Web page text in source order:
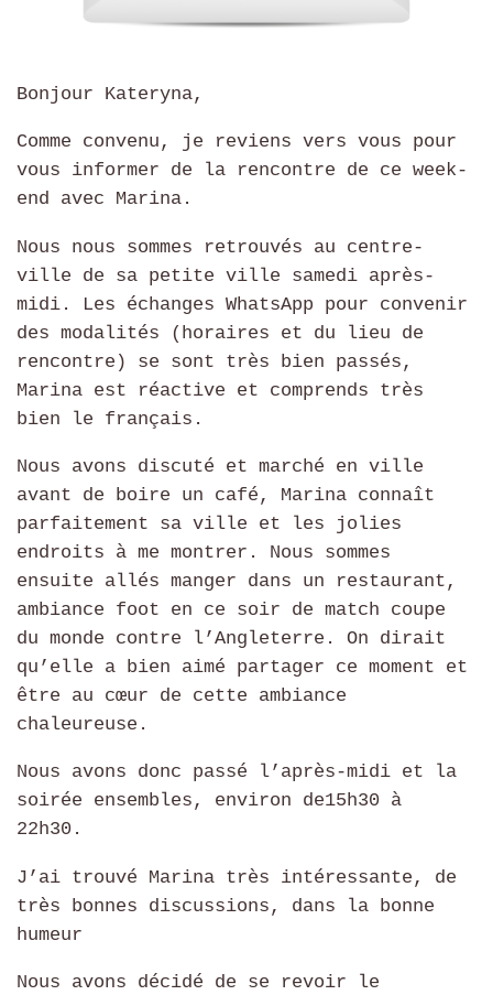
Bonjour Kateryna,
Comme convenu, je reviens vers vous pour
vous informer de la rencontre de ce week-
end avec Marina.
Nous nous sommes retrouvés au centre-
ville de sa petite ville samedi après-
midi. Les échanges WhatsApp pour convenir
des modalités (horaires et du lieu de
rencontre) se sont très bien passés,
Marina est réactive et comprends très
bien le français.
Nous avons discuté et marché en ville
avant de boire un café, Marina connaît
parfaitement sa ville et les jolies
endroits à me montrer. Nous sommes
ensuite allés manger dans un restaurant,
ambiance foot en ce soir de match coupe
du monde contre l’Angleterre. On dirait
qu’elle a bien aimé partager ce moment et
être au cœur de cette ambiance
chaleureuse.
Nous avons donc passé l’après-midi et la
soirée ensembles, environ de15h30 à
22h30.
J’ai trouvé Marina très intéressante, de
très bonnes discussions, dans la bonne
humeur
Nous avons décidé de se revoir le